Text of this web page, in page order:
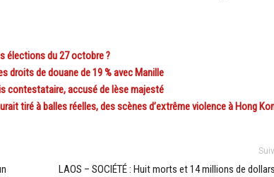
élections du 27 octobre ?
droits de douane de 19 % avec Manille
contestataire, accusé de lèse majesté
tiré à balles réelles, des scènes d’extrême violence à Hong
LAOS – SOCIÉTÉ : Huit morts et 14 millions de